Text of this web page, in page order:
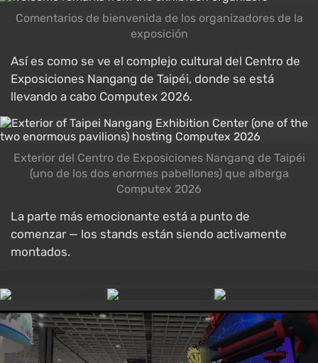
Comentarios de bienvenida de los organizadores de la
exposición
Así es como se ve el complejo cultural del Centro de
Exposiciones Nangang de Taipéi, donde se está
llevando a cabo Computex 2026.
Exterior del Centro de Exposiciones Nangang de Taipéi
(uno de los dos enormes pabellones) que alberga
Computex 2026
La parte más emocionante está a punto de
comenzar — los stands están siendo activamente
montados.